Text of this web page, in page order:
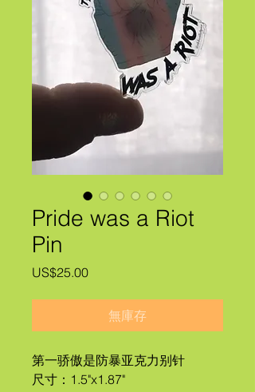
Pride was a Riot
Pin
US$25.00價
無庫存
第一骄傲是防暴亚克力别针
尺寸：1.5"x1.87"